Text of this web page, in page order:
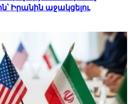
Իրանին աջակցելու